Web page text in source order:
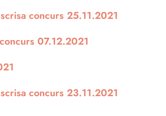
concurs 25.11.2021
07.12.2021
concurs 23.11.2021